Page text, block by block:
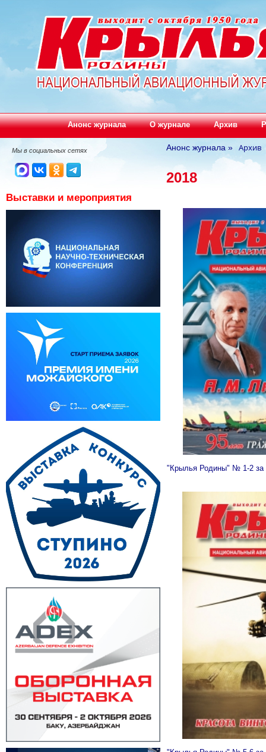
Анонс журнала О журнале Архив
Мы в социальных сетях
Выставки и мероприятия
Анонс журнала » Архив
2018
"Крылья Родины" № 1-2 за